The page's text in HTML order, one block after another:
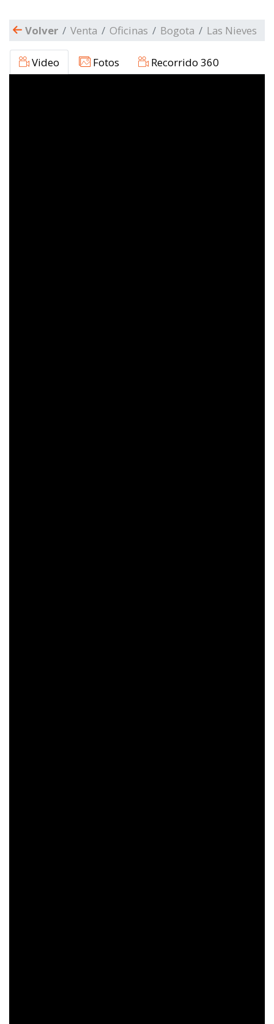
Volver Venta Oficinas Bogota Las Nieves
Video Fotos Recorrido 360